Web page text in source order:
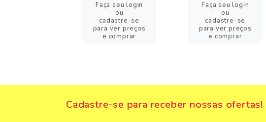
Faça seu login
ou
cadastre-se
para ver preços
e comprar
Faça seu login
ou
cadastre-se
para ver preços
e comprar
Cadastre-se para receber nossas ofertas!